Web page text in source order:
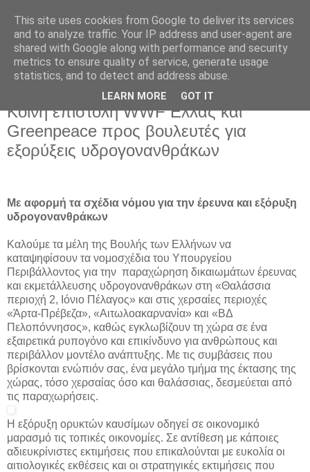
Παρασκευή 9 Μαρτίου 2018
Κοινή επιστολή WWF Ελλάς και
Greenpeace προς βουλευτές για
εξορύξεις υδρογονανθράκων
Με αφορμή τα σχέδια νόμου για την έρευνα και εξόρυξη
υδρογονανθράκων
Καλούμε τα μέλη της Βουλής των Ελλήνων να
καταψηφίσουν τα νομοσχέδια του Υπουργείου
Περιβάλλοντος για την παραχώρηση δικαιωμάτων έρευνας
και εκμετάλλευσης υδρογονανθράκων στη «Θαλάσσια
περιοχή 2, Ιόνιο Πέλαγος» και στις χερσαίες περιοχές
«Άρτα-Πρέβεζα», «Αιτωλοακαρνανία» και «ΒΔ
Πελοπόννησος», καθώς εγκλωβίζουν τη χώρα σε ένα
εξαιρετικά ρυπογόνο και επικίνδυνο για ανθρώπους και
περιβάλλον μοντέλο ανάπτυξης. Με τις συμβάσεις που
βρίσκονται ενώπιόν σας, ένα μεγάλο τμήμα της έκτασης της
χώρας, τόσο χερσαίας όσο και θαλάσσιας, δεσμεύεται από
τις παραχωρήσεις.
Η εξόρυξη ορυκτών καυσίμων οδηγεί σε οικονομικό
μαρασμό τις τοπικές οικονομίες. Σε αντίθεση με κάποιες
αδιευκρίνιστες εκτιμήσεις που επικαλούνται με ευκολία οι
αιτιολογικές εκθέσεις και οι στρατηγικές εκτιμήσεις που
This site uses cookies from Google to deliver its services
and to analyze traffic. Your IP address and user-agent are
shared with Google along with performance and security
metrics to ensure quality of service, generate usage
statistics, and to detect and address abuse.
LEARN MORE GOT IT